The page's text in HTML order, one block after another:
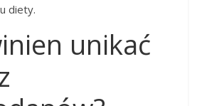
diety.
unikać